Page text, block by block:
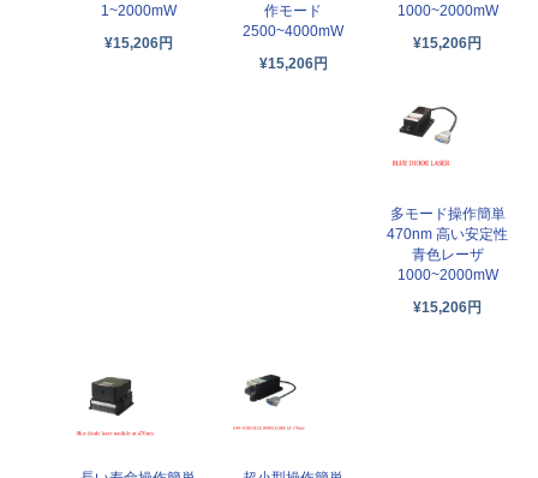
1~2000mW
¥15,206円
作モード
2500~4000mW
¥15,206円
1000~2000mW
¥15,206円
多モード操作簡単
470nm 高い安定性
青色レーザ
1000~2000mW
¥15,206円